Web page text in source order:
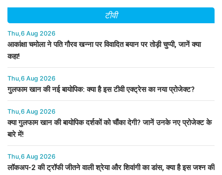
टीवी
Thu,6 Aug 2026
आकांक्षा चमोला ने पति गौरव खन्ना पर विवादित बयान पर तोड़ी चुप्पी, जानें क्या
कहा!
Thu,6 Aug 2026
गुलफाम खान की नई बायोपिक: क्या है इस टीवी एक्ट्रेस का नया प्रोजेक्ट?
Thu,6 Aug 2026
क्या गुलफाम खान की बायोपिक दर्शकों को चौंका देगी? जानें उनके नए प्रोजेक्ट के
बारे में!
Thu,6 Aug 2026
लॉकअप-2 की ट्रॉफी जीतने वाली श्रेया और शिवांगी का डांस, क्या है इस जश्न की